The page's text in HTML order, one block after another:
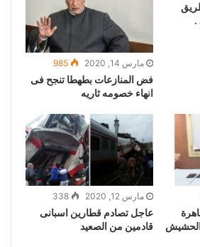
.
مارس 14, 2020 985
فض المنازعات بطهطا تنجح فى
انهاء خصومه ثاريه
مارس 12, 2020 338
عاجل تصادم قطارين اسبانى
قادمين من الصعيد